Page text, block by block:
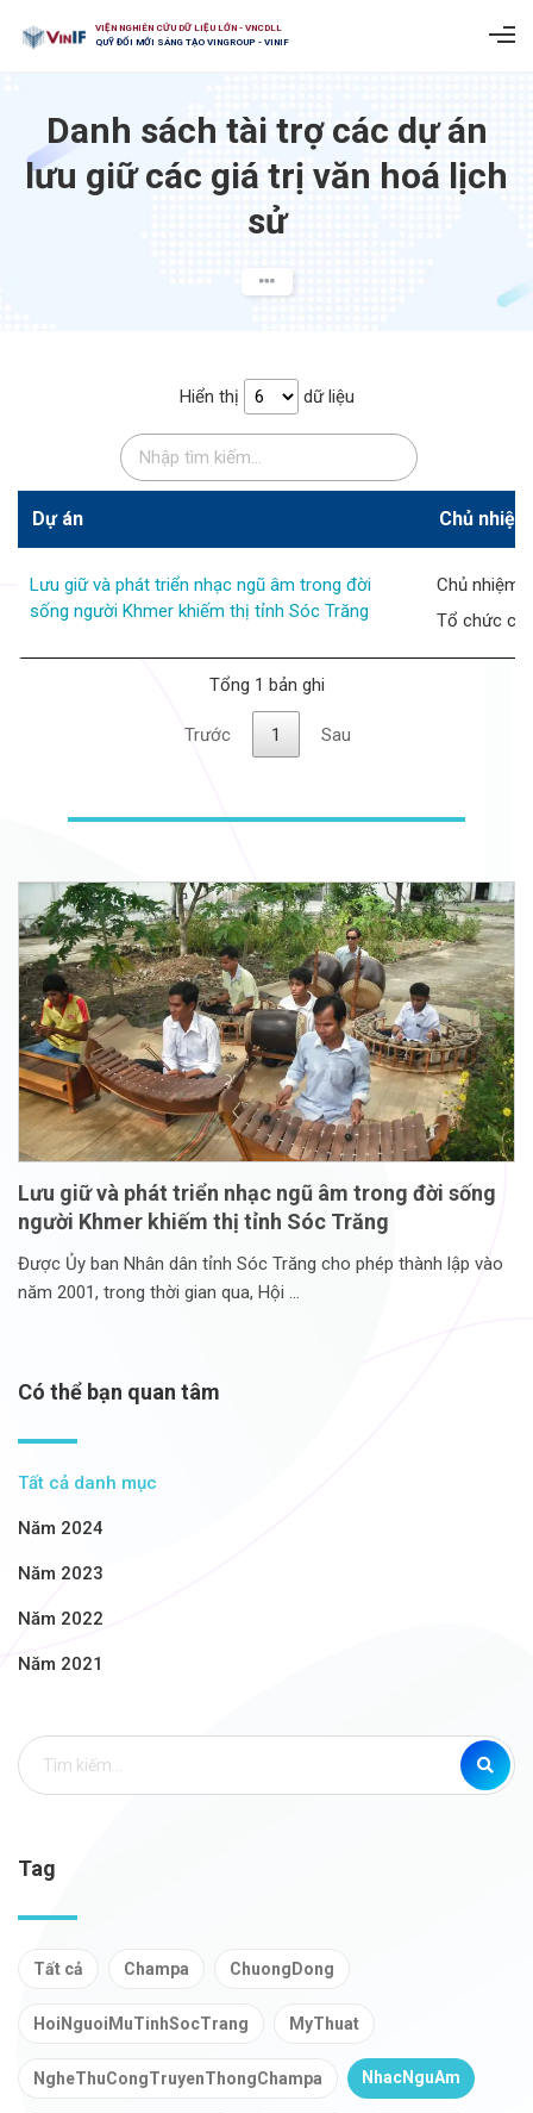
VIỆN NGHIÊN CỨU DỮ LIỆU LỚN - VNCDLL
QUỸ ĐỔI MỚI SÁNG TẠO VINGROUP - VINIF
Danh sách tài trợ các dự án
lưu giữ các giá trị văn hoá lịch
sử​
Hiển thị dữ liệu
Dự án Chủ
Lưu giữ và phát triển nhạc ngũ âm trong đời
sống người Khmer khiếm thị tỉnh Sóc Trăng
Chủ nhiệm
Tổ chức
Tổng 1 bản ghi
Trước 1 Sau
Lưu giữ và phát triển nhạc ngũ âm trong đời sống
người Khmer khiếm thị tỉnh Sóc Trăng
Được Ủy ban Nhân dân tỉnh Sóc Trăng cho phép thành lập vào
năm 2001, trong thời gian qua, Hội
Có thể bạn quan tâm
Tất cả danh mục
Năm 2024
Năm 2023
Năm 2022
Năm 2021
Tag
Tất cả Champa ChuongDong
HoiNguoiMuTinhSocTrang MyThuat
NgheThuCongTruyenThongChampa NhacNguAm